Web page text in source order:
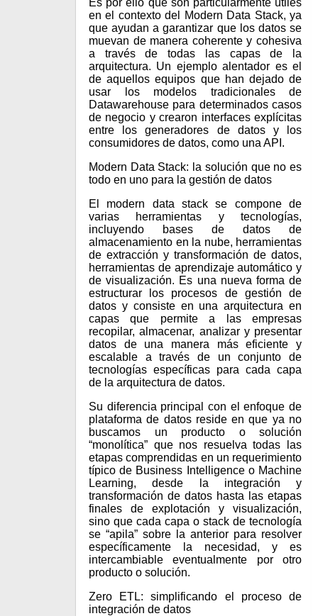
Es por ello que son particularmente útiles
en el contexto del Modern Data Stack, ya
que ayudan a garantizar que los datos se
muevan de manera coherente y cohesiva
a través de todas las capas de la
arquitectura. Un ejemplo alentador es el
de aquellos equipos que han dejado de
usar los modelos tradicionales de
Datawarehouse para determinados casos
de negocio y crearon interfaces explícitas
entre los generadores de datos y los
consumidores de datos, como una API.
Modern Data Stack: la solución que no es
todo en uno para la gestión de datos
El modern data stack se compone de
varias herramientas y tecnologías,
incluyendo bases de datos de
almacenamiento en la nube, herramientas
de extracción y transformación de datos,
herramientas de aprendizaje automático y
de visualización. Es una nueva forma de
estructurar los procesos de gestión de
datos y consiste en una arquitectura en
capas que permite a las empresas
recopilar, almacenar, analizar y presentar
datos de una manera más eficiente y
escalable a través de un conjunto de
tecnologías específicas para cada capa
de la arquitectura de datos.
Su diferencia principal con el enfoque de
plataforma de datos reside en que ya no
buscamos un producto o solución
“monolítica” que nos resuelva todas las
etapas comprendidas en un requerimiento
típico de Business Intelligence o Machine
Learning, desde la integración y
transformación de datos hasta las etapas
finales de explotación y visualización,
sino que cada capa o stack de tecnología
se “apila” sobre la anterior para resolver
específicamente la necesidad, y es
intercambiable eventualmente por otro
producto o solución.
Zero ETL: simplificando el proceso de
integración de datos